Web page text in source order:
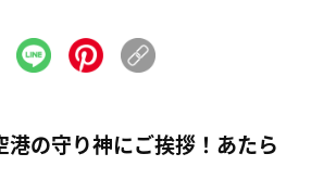
港の守り神にご挨拶！あたら